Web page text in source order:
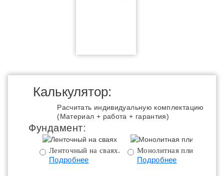
Калькулятор:
Расчитать индивидуальную комплектацию
(Материал + работа + гарантия)
Фундамент:
Ленточный на сваях.
Подробнее
Монолитная плита.
Подробнее